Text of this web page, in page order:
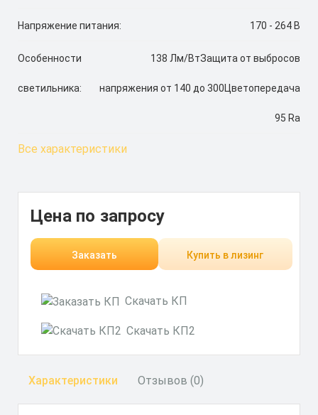
Напряжение питания: 170 - 264 В
Особенности
светильника:
138 Лм/ВтЗащита от выбросов
напряжения от 140 до 300Цветопередача
95 Ra
Все характеристики
Цена по запросу
Заказать Купить в лизинг
Скачать КП
Скачать КП2
Характеристики Отзывов (0)